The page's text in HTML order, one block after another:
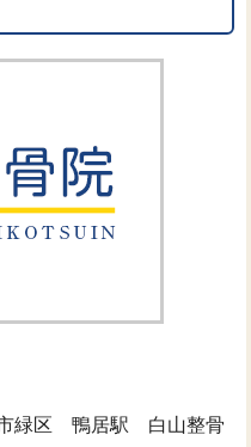
緑区 鴨居駅 白山整骨